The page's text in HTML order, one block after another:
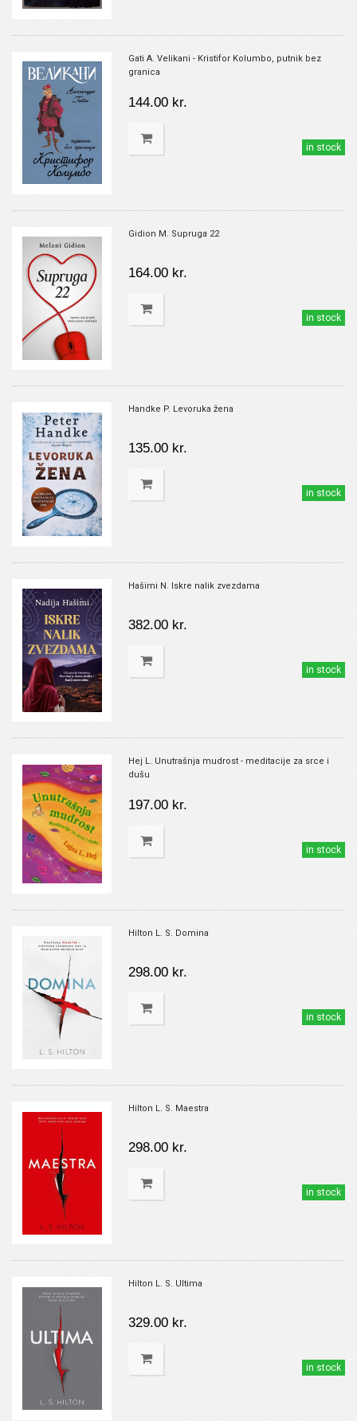
Gati A. Velikani - Kristifor Kolumbo, putnik bez
granica
144.00 kr.
in stock
Gidion M. Supruga 22
164.00 kr.
in stock
Handke P. Levoruka žena
135.00 kr.
in stock
Hašimi N. Iskre nalik zvezdama
382.00 kr.
in stock
Hej L. Unutrašnja mudrost - meditacije za srce i
dušu
197.00 kr.
in stock
Hilton L. S. Domina
298.00 kr.
in stock
Hilton L. S. Maestra
298.00 kr.
in stock
Hilton L. S. Ultima
329.00 kr.
in stock